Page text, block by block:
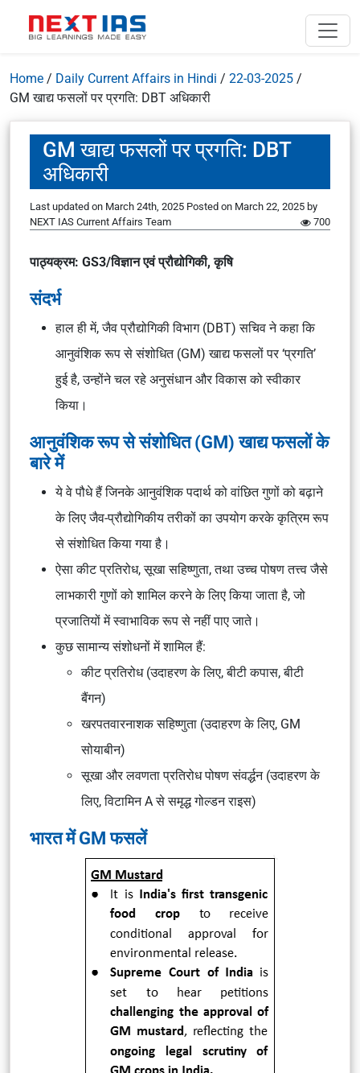
Home / Daily Current Affairs in Hindi / 22-03-2025 /
GM खाद्य फसलों पर प्रगति: DBT अधिकारी
GM खाद्य फसलों पर प्रगति: DBT
अधिकारी
Last updated on March 24th, 2025 Posted on March 22, 2025 by
NEXT IAS Current Affairs Team
700
पाठ्यक्रम: GS3/विज्ञान एवं प्रौद्योगिकी, कृषि
संदर्भ
हाल ही में, जैव प्रौद्योगिकी विभाग (DBT) सचिव ने कहा कि
आनुवंशिक रूप से संशोधित (GM) खाद्य फसलों पर ‘प्रगति’
हुई है, उन्होंने चल रहे अनुसंधान और विकास को स्वीकार
किया।
आनुवंशिक रूप से संशोधित (GM) खाद्य फसलों के
बारे में
ये वे पौधे हैं जिनके आनुवंशिक पदार्थ को वांछित गुणों को बढ़ाने
के लिए जैव-प्रौद्योगिकीय तरीकों का उपयोग करके कृत्रिम रूप
से संशोधित किया गया है।
ऐसा कीट प्रतिरोध, सूखा सहिष्णुता, तथा उच्च पोषण तत्त्व जैसे
लाभकारी गुणों को शामिल करने के लिए किया जाता है, जो
प्रजातियों में स्वाभाविक रूप से नहीं पाए जाते।
कुछ सामान्य संशोधनों में शामिल हैं:
कीट प्रतिरोध (उदाहरण के लिए, बीटी कपास, बीटी
बैंगन)
खरपतवारनाशक सहिष्णुता (उदाहरण के लिए, GM
सोयाबीन)
सूखा और लवणता प्रतिरोध पोषण संवर्द्धन (उदाहरण के
लिए, विटामिन A से समृद्ध गोल्डन राइस)
भारत में GM फसलें